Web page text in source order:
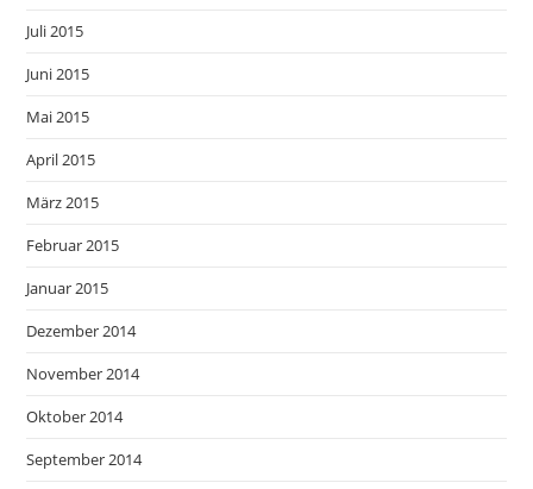
Juli 2015
Juni 2015
Mai 2015
April 2015
März 2015
Februar 2015
Januar 2015
Dezember 2014
November 2014
Oktober 2014
September 2014